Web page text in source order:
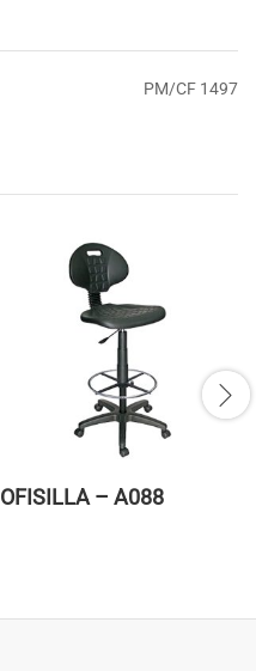
PM/CF 1497
OFISILLA – A088